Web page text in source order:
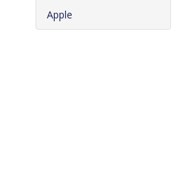
Apple